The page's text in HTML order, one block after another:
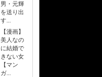
男・元輝
を送り出
す...
【漫画】
美人なの
に結婚で
きない女
【マン
ガ...